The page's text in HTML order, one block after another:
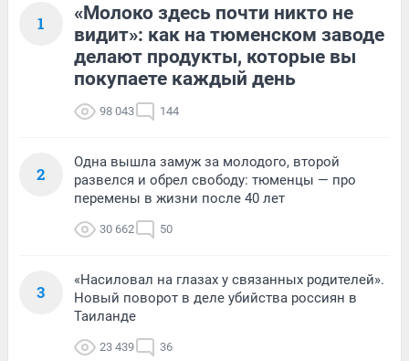
1
«Молоко здесь почти никто не
видит»: как на тюменском заводе
делают продукты, которые вы
покупаете каждый день
98 043 144
2
Одна вышла замуж за молодого, второй
развелся и обрел свободу: тюменцы — про
перемены в жизни после 40 лет
30 662 50
3
«Насиловал на глазах у связанных родителей».
Новый поворот в деле убийства россиян в
Таиланде
23 439 36